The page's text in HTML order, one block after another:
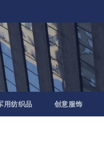
用纺织品 创意服饰